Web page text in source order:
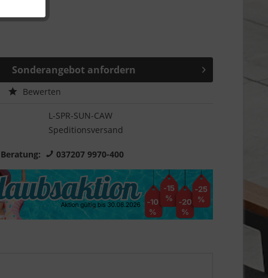
Sonderangebot anfordern
Bewerten
L-SPR-SUN-CAW
Speditionsversand
037207 9970-400